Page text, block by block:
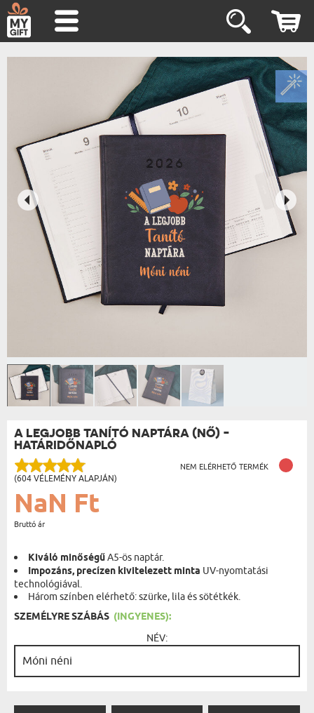
A LEGJOBB TANÍTÓ NAPTÁRA (NŐ) -
HATÁRIDŐNAPLÓ
(604 VÉLEMÉNY ALAPJÁN)
NEM ELÉRHETŐ TERMÉK
NaN Ft
Bruttó ár
Kiváló minőségűA5-ös naptár.
Impozáns, precízen kivitelezett minta UV-nyomtatási
technológiával.
Három színben elérhető: szürke, lila és sötétkék.
SZEMÉLYRE SZÁBÁS (INGYENES):
NÉV: